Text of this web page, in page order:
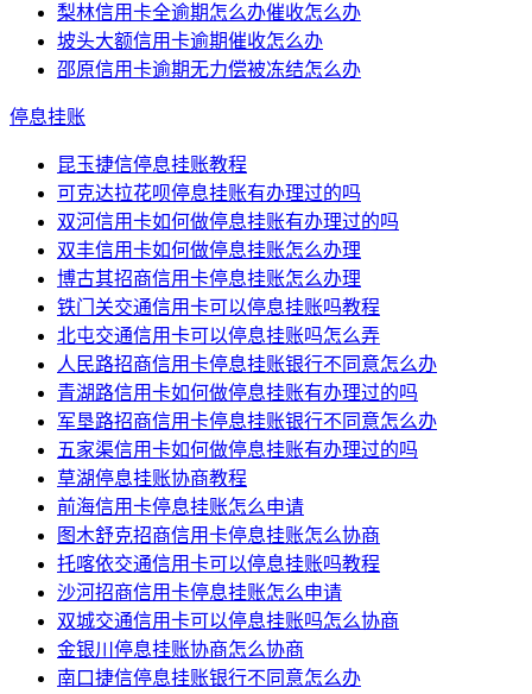
梨林信用卡全逾期怎么办催收怎么办
坡头大额信用卡逾期催收怎么办
邵原信用卡逾期无力偿被冻结怎么办
停息挂账
昆玉捷信停息挂账教程
可克达拉花呗停息挂账有办理过的吗
双河信用卡如何做停息挂账有办理过的吗
双丰信用卡如何做停息挂账怎么办理
博古其招商信用卡停息挂账怎么办理
铁门关交通信用卡可以停息挂账吗教程
北屯交通信用卡可以停息挂账吗怎么弄
人民路招商信用卡停息挂账银行不同意怎么办
青湖路信用卡如何做停息挂账有办理过的吗
军垦路招商信用卡停息挂账银行不同意怎么办
五家渠信用卡如何做停息挂账有办理过的吗
草湖停息挂账协商教程
前海信用卡停息挂账怎么申请
图木舒克招商信用卡停息挂账怎么协商
托喀依交通信用卡可以停息挂账吗教程
沙河招商信用卡停息挂账怎么申请
双城交通信用卡可以停息挂账吗怎么协商
金银川停息挂账协商怎么协商
南口捷信停息挂账银行不同意怎么办